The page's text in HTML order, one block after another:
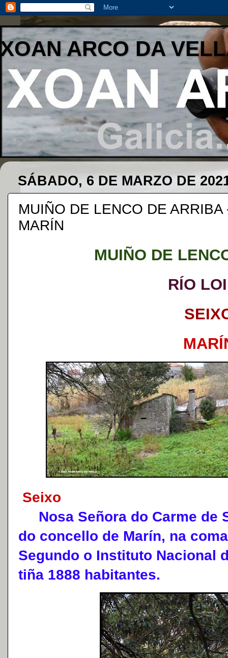
XOAN ARCO DA
SÁBADO, 6 DE MARZO DE
MUIÑO DE LENCO DE
MARÍN
MUIÑO DE
RÍO
Seixo
Nosa Señora do Carme de
do concello de Marín, na
Segundo o Instituto Nacional
tiña 1888 habitantes.